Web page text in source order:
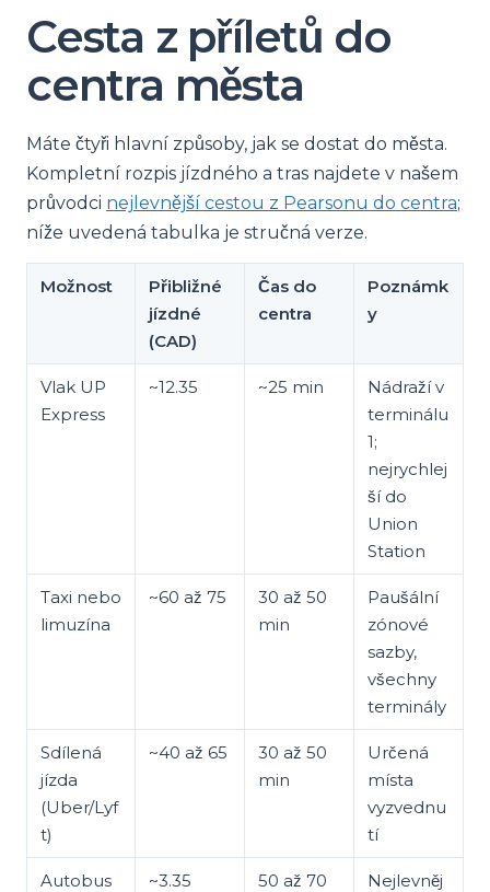
Cesta z příletů do
centra města
Máte čtyři hlavní způsoby, jak se dostat do města.
Kompletní rozpis jízdného a tras najdete v našem
průvodci nejlevnější cestou z Pearsonu do centra;
níže uvedená tabulka je stručná verze.
Možnost
Přibližné
jízdné
(CAD)
Čas do
centra
Poznámk
y
Vlak UP
Express
~12.35 ~25 min
Nádraží v
terminálu
1;
nejrychlej
ší do
Union
Station
Taxi nebo
limuzína
~60 až 75
30 až 50
min
Paušální
zónové
sazby,
všechny
terminály
Sdílená
jízda
(Uber/Lyf
t)
~40 až 65
30 až 50
min
Určená
místa
vyzvednu
tí
Autobus
~3.35
50 až 70
Nejlevněj